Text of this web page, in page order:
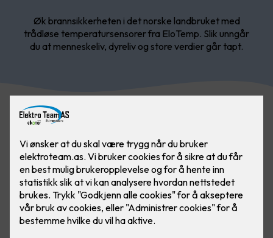
Øk brannsikkerheten i det norske landbruket med
trådløse temperatursensorer fra EloTemp. Slik unngår
du at menneskeliv, dyreliv og store verdier går tapt.